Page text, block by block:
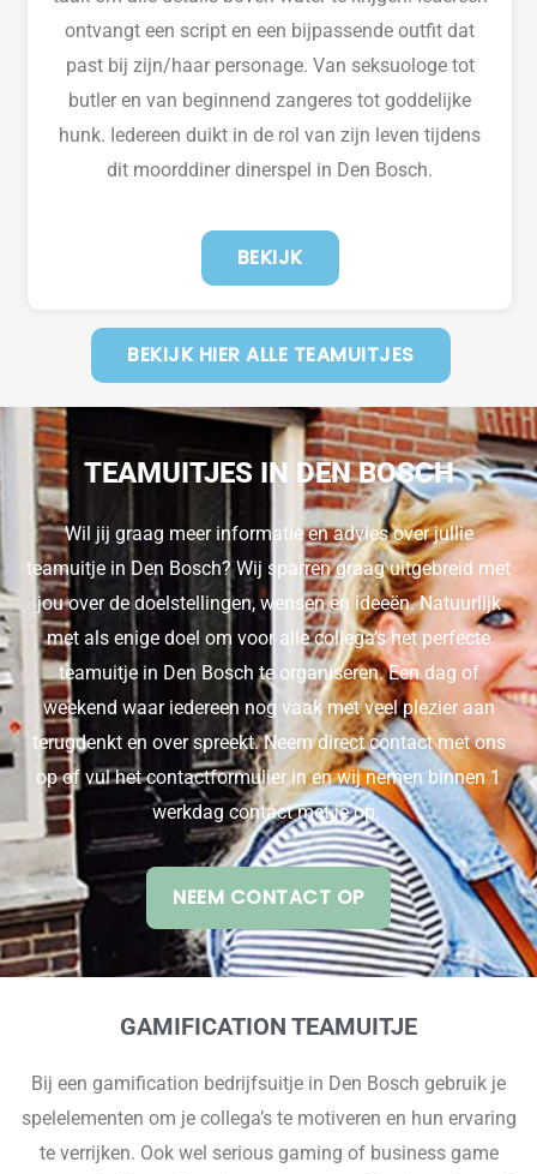
ontvangt een script en een bijpassende outfit dat
past bij zijn/haar personage. Van seksuologe tot
butler en van beginnend zangeres tot goddelijke
hunk. Iedereen duikt in de rol van zijn leven tijdens
dit moorddiner dinerspel in Den Bosch.
BEKIJK
BEKIJK HIER ALLE TEAMUITJES
TEAMUITJES IN DEN BOSCH
Wil jij graag meer informatie en advies over jullie
teamuitje in Den Bosch? Wij sparren graag uitgebreid met
jou over de doelstellingen, wensen en ideeën. Natuurlijk
met als enige doel om voor alle collega’s het perfecte
teamuitje in Den Bosch te organiseren. Een dag of
weekend waar iedereen nog vaak met veel plezier aan
terugdenkt en over spreekt. Neem direct contact met ons
op of vul het contactformulier in en wij nemen binnen 1
werkdag contact met je op.
NEEM CONTACT OP
GAMIFICATION TEAMUITJE
Bij een gamification bedrijfsuitje in Den Bosch gebruik je
spelelementen om je collega’s te motiveren en hun ervaring
te verrijken. Ook wel serious gaming of business game